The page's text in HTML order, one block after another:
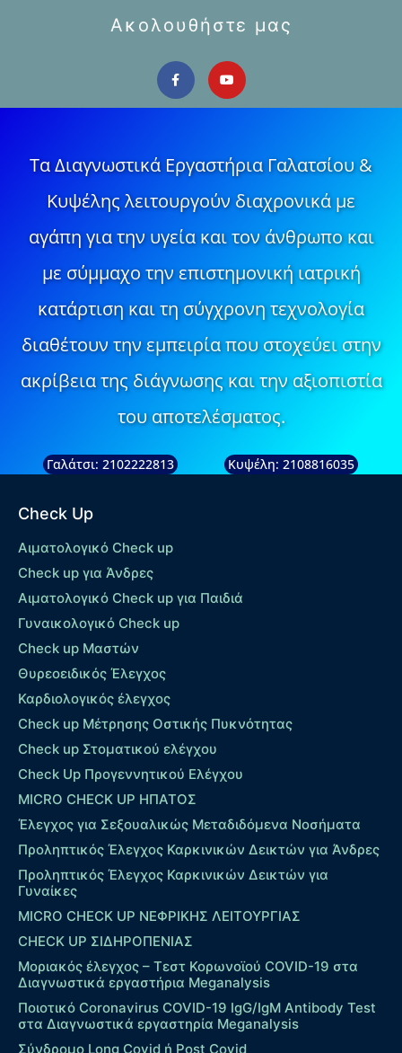
Ακολουθήστε μας
Τα Διαγνωστικά Εργαστήρια Γαλατσίου &
Κυψέλης λειτουργούν διαχρονικά με
αγάπη για την υγεία και τον άνθρωπο και
με σύμμαχο την επιστημονική ιατρική
κατάρτιση και τη σύγχρονη τεχνολογία
διαθέτουν την εμπειρία που στοχεύει στην
ακρίβεια της διάγνωσης και την αξιοπιστία
του αποτελέσματος.
Γαλάτσι: 2102222813 Κυψέλη: 2108816035
Check Up
Αιματολογικό Check up
Check up για Άνδρες
Αιματολογικό Check up για Παιδιά
Γυναικολογικό Check up
Check up Μαστών
Θυρεοειδικός Έλεγχος
Καρδιολογικός έλεγχος
Check up Mέτρησης Οστικής Πυκνότητας
Check up Στοματικού ελέγχου
Check Up Προγεννητικού Ελέγχου
MICRO CHECK UP HΠΑΤΟΣ
Έλεγχος για Σεξουαλικώς Μεταδιδόμενα Νοσήματα
Προληπτικός Έλεγχος Καρκινικών Δεικτών για Άνδρες
Προληπτικός Έλεγχος Καρκινικών Δεικτών για
Γυναίκες
MICRO CHECK UP ΝΕΦΡΙΚΗΣ ΛΕΙΤΟΥΡΓΙΑΣ
CHECK UP ΣΙΔΗΡΟΠΕΝΙΑΣ
Μοριακός έλεγχος – Τεστ Κορωνοϊού COVID-19 στα
Διαγνωστικά εργαστήρια Meganalysis
Ποιοτικό Coronavirus COVID-19 IgG/IgM Antibody Test
στα Διαγνωστικά εργαστηρία Meganalysis
Σύνδρομο Long Covid ή Post Covid